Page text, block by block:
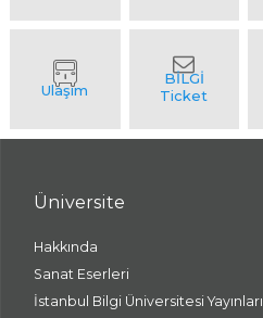
Üniversite
Hakkında
Sanat Eserleri
İstanbul Bilgi Üniversitesi Yayınları